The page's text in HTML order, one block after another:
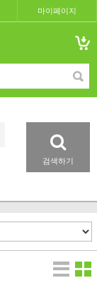
마이페이지
검색하기